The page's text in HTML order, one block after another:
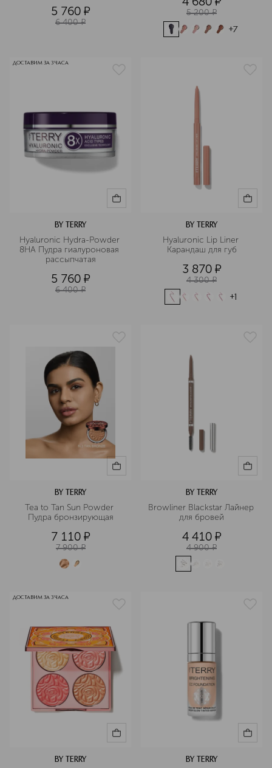
5 760 ¤
6 400 ¤
5 200 ¤
+7
ДОСТАВИМ ЗА 3 ЧАСА
BY TERRY
Hyaluronic Hydra-Powder
8HA Пудра гиалуроновая
рассыпчатая
5 760 ¤
6 400 ¤
BY TERRY
Hyaluronic Lip Liner
Карандаш для губ
3 870 ¤
4 300 ¤
+1
BY TERRY
Tea to Tan Sun Powder
Пудра бронзирующая
7 110 ¤
7 900 ¤
BY TERRY
Browliner Blackstar Лайнер
для бровей
4 410 ¤
4 900 ¤
ДОСТАВИМ ЗА 3 ЧАСА
BY TERRY BY TERRY